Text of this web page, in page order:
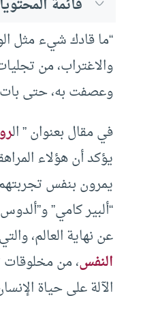
قائمة
“ما قادك شيء مثل
والاغتراب، من
وعصفت به، حتى بات
في مقال بعنوان ” ال
يؤكد أن هؤلاء
يمرون بنفس
“ألبير كامي”
عن نهاية العالم،
النفس، من مخلوقات
الآلة على حياة